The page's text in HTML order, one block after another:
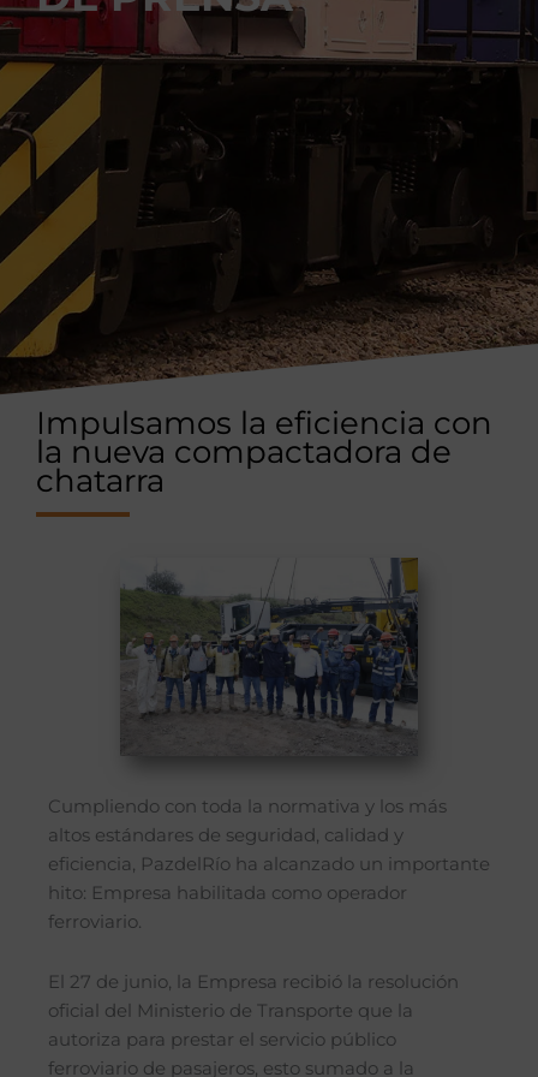
Impulsamos la eficiencia con
la nueva compactadora de
chatarra
Cumpliendo con toda la normativa y los más
altos estándares de seguridad, calidad y
eficiencia, PazdelRío ha alcanzado un importante
hito: Empresa habilitada como operador
ferroviario.
El 27 de junio, la Empresa recibió la resolución
oficial del Ministerio de Transporte que la
autoriza para prestar el servicio público
ferroviario de pasajeros, esto sumado a la